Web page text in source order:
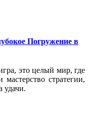
Погружение в
это целый мир, где
стратегии,
удачи.